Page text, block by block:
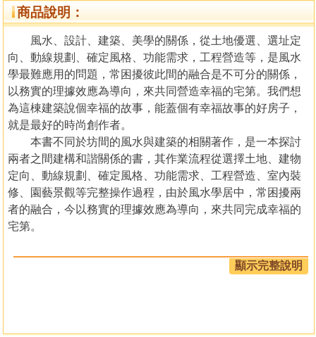
商品說明：
風水、設計、建築、美學的關係，從土地優選、選址定
向、動線規劃、確定風格、功能需求，工程營造等，是風水
學最難應用的問題，常困擾彼此間的融合是不可分的關係，
以務實的理據效應為導向，來共同營造幸福的宅第。我們想
為這棟建築說個幸福的故事，能蓋個有幸福故事的好房子，
就是最好的時尚創作者。
本書不同於坊間的風水與建築的相關著作，是一本探討
兩者之間建構和諧關係的書，其作業流程從選擇土地、建物
定向、動線規劃、確定風格、功能需求、工程營造、室內裝
修、園藝景觀等完整操作過程，由於風水學居中，常困擾兩
者的融合，今以務實的理據效應為導向，來共同完成幸福的
宅第。
『建築風水的幸福樂章－風水然居』新書(A4全彩、是公開現
顯示完整說明